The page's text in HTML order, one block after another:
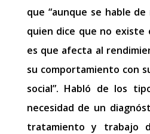
que “aunque se hable
quien dice que no existe
es que afecta al
su comportamiento con
social”. Habló de los
necesidad de un
tratamiento y trabajo